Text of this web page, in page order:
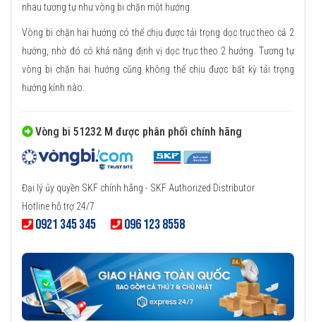
nhau tương tự như vòng bi chặn một hướng.
Vòng bi chặn hai hướng có thể chịu được tải trọng dọc trục theo cả 2
hướng, nhờ đó có khả năng định vị dọc trục theo 2 hướng. Tương tự
vòng bi chặn hai hướng cũng không thể chịu được bất kỳ tải trọng
hướng kính nào.
Vòng bi 51232 M được phân phối chính hãng
Đại lý ủy quyền SKF chính hãng - SKF Authorized Distributor
Hotline hỗ trợ 24/7
0921 345 345 096 123 8558